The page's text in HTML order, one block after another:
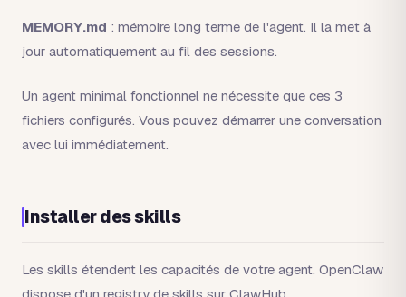
MEMORY.md : mémoire long terme de l'agent. Il la met à
jour automatiquement au fil des sessions.
Un agent minimal fonctionnel ne nécessite que ces 3
fichiers configurés. Vous pouvez démarrer une conversation
avec lui immédiatement.
Installer des skills
Les skills étendent les capacités de votre agent. OpenClaw